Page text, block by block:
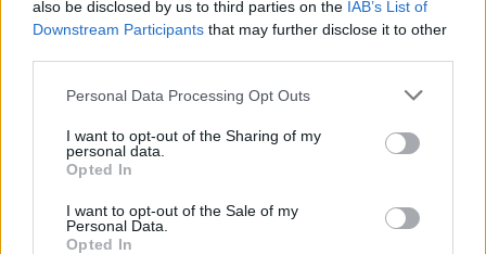
also be disclosed by us to third parties on the IAB’s List of
Downstream Participants that may further disclose it to other
Personal Data Processing Opt Outs
I want to opt-out of the Sharing of my
personal data.
Opted In
I want to opt-out of the Sale of my
Personal Data.
Opted In
αιτήσεις για διορθώσεις από τους παραγωγούς.
Στις περιπτώσεις θανάτων πριν τις
31/12/2024 οι παραγωγοί θα πρέπει να
ενημερώσουν το Ε9 τους προκειμένου να
ληφθεί υπόψη στον επόμενο έλεγχο.
Λανθασμένες καταχωρήσεις σε ό,τι αφορά